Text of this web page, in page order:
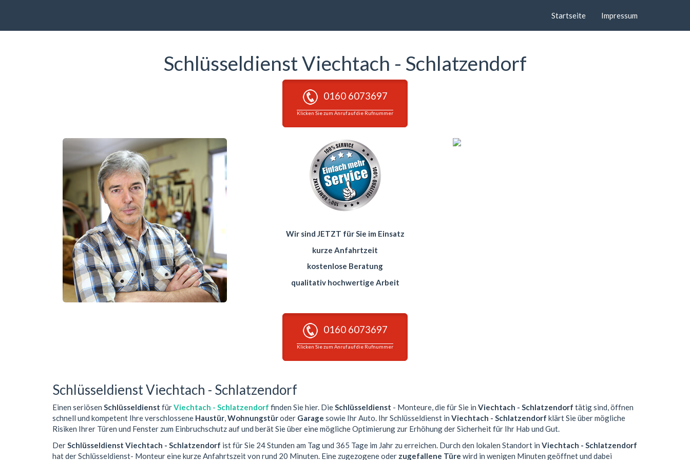
Startseite Impressum
Schlüsseldienst Viechtach - Schlatzendorf
0160 6073697
Klicken Sie zum Anruf auf die Rufnummer
Wir sind JETZT für Sie im Einsatz
kurze Anfahrtzeit
kostenlose Beratung
qualitativ hochwertige Arbeit
0160 6073697
Klicken Sie zum Anruf auf die Rufnummer
Schlüsseldienst Viechtach - Schlatzendorf
Einen seriösen Schlüsseldienst fürViechtach - Schlatzendorf finden Sie hier. DieSchlüsseldienst - Monteure, die für Sie in Viechtach - Schlatzendorf tätig sind, öffnen
schnell und kompetent Ihre verschlossene Haustür,Wohnungstüroder Garage sowie Ihr Auto. Ihr Schlüsseldienst in Viechtach - Schlatzendorf klärt Sie über mögliche
Risiken Ihrer Türen und Fenster zum Einbruchschutz auf und berät Sie über eine mögliche Optimierung zur Erhöhung der Sicherheit für Ihr Hab und Gut.
DerSchlüsseldienst Viechtach - Schlatzendorf ist für Sie 24 Stunden am Tag und 365 Tage im Jahr zu erreichen. Durch den lokalen Standort in Viechtach - Schlatzendorf
hat der Schlüsseldienst- Monteur eine kurze Anfahrtszeit von rund 20 Minuten. Eine zugezogene oder zugefallene Türe wird in wenigen Minuten geöffnet und dabei